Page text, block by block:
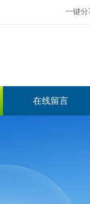
一键分
在线留言